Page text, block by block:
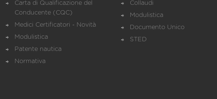
Carta di Qualificazione del
Conducente (CQC)
Medici Certificatori - Novità
Modulistica
Patente nautica
Normativa
Collaudi
Modulistica
Documento Unico
STED